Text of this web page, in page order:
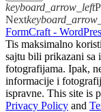
keyboard_arrow_left
Next
FormCraft -
Tis maksimalno
sajtu bili prikazani sa
fotografijama. Ipak,
informacije i
ispravne. This site is
Privacy Policy and